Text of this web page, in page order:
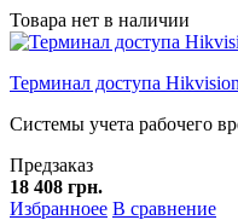
Товара нет в наличии
Терминал доступа
Системы учета рабочего
Предзаказ
18 408 грн.
Избранноее В сравнение